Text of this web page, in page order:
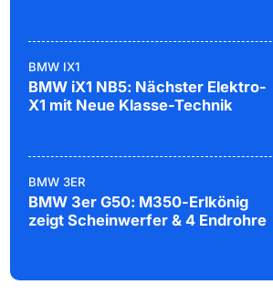
BMW IX1
BMW iX1 NB5: Nächster Elektro-
X1 mit Neue Klasse-Technik
BMW 3ER
BMW 3er G50: M350-Erlkönig
zeigt Scheinwerfer & 4 Endrohre